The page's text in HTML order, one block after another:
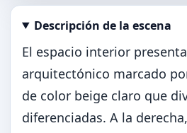
Abrir imagen en tamaño completo
Descripción de la escena
El espacio interior
arquitectónico marcado
de color beige claro que
diferenciadas. A la